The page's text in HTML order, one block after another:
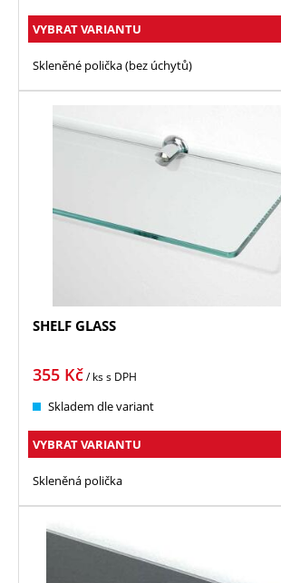
VYBRAT VARIANTU
Skleněné polička (bez úchytů)
SHELF GLASS
355 Kč/ kss DPH
Skladem dle variant
VYBRAT VARIANTU
Skleněná polička